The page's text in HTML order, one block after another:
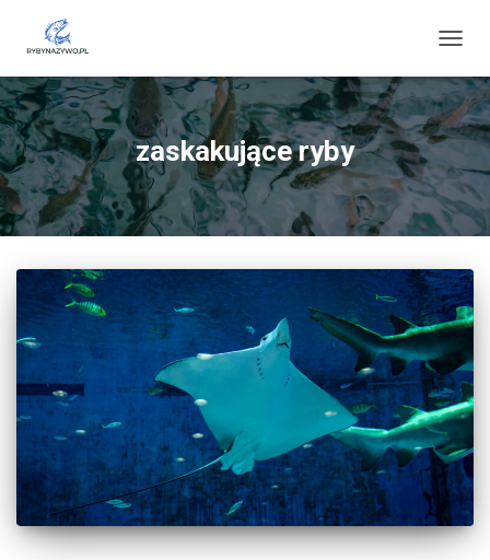
zaskakujące ryby